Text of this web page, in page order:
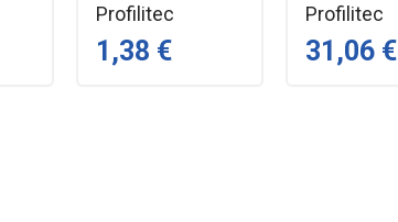
Profilitec
1,38 €
Profilitec
31,06 €